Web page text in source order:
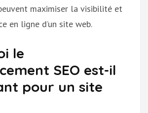
maximiser la visibilité et
en ligne d’un site web.
le
SEO est-il
pour un site